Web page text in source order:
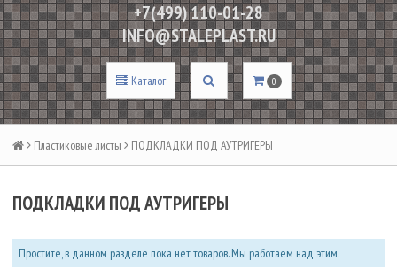
+7(499) 110-01-28
INFO@STALEPLAST.RU
Каталог 0
Пластиковые листы ПОДКЛАДКИ ПОД АУТРИГЕРЫ
ПОДКЛАДКИ ПОД АУТРИГЕРЫ
Простите, в данном разделе пока нет товаров. Мы работаем над этим.